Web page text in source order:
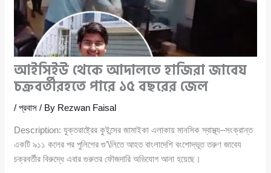
আইসিইউ থেকে আদালতে হাজিরা জাবেয
চক্রবর্তীরহতে পারে ১৫ বছরের জেল
/প্রবাস / By Rezwan Faisal
Description: যুক্তরাষ্ট্রের কুইন্সের জামাইকা এলাকায় মানসিক স্বাস্থ্য–সংক্রান্ত
একটি ৯১১ কলের পর পুলিশের গু’\লিতে আহত বাংলাদেশি বংশোদ্ভূত তরুণ জাবেয
চক্রবর্তীর বিরুদ্ধে এবার গুরুতর ফৌজদারি অভিযোগ আনা হয়েছে।